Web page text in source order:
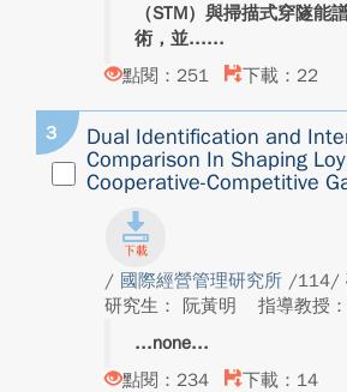
（STM）與掃描式穿隧能
術，並...
點閱：251
下載：22
3
Dual Identification and
Comparison In Shaping
Cooperative-Competitive
/ 國際經營管理研究所 /114/
研究生： 阮黃明
指導教授：
none
點閱：234
下載：14